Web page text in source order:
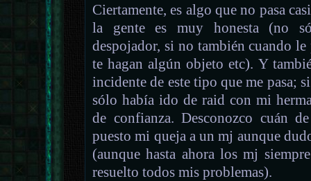
Ciertamente, es algo que no pasa
la gente es muy honesta (no
despojador, si no también cuando le
te hagan algún objeto etc). Y
incidente de este tipo que me pasa;
sólo había ido de raid con mi
de confianza. Desconozco cuán
puesto mi queja a un mj aunque
(aunque hasta ahora los mj
resuelto todos mis problemas).